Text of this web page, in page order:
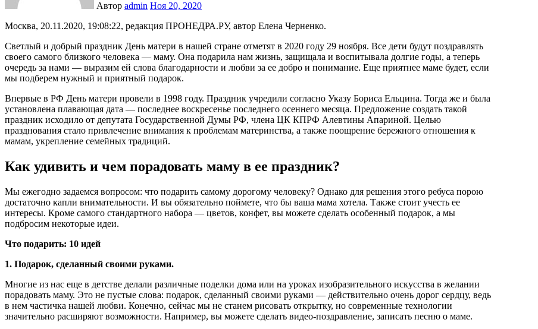
Автор admin Ноя 20, 2020
Москва, 20.11.2020, 19:08:22, редакция ПРОНЕДРА.РУ, автор Елена Черненко.
Светлый и добрый праздник День матери в нашей стране отметят в 2020 году 29 ноября. Все дети будут поздравлять
своего самого близкого человека — маму. Она подарила нам жизнь, защищала и воспитывала долгие годы, а теперь
очередь за нами — выразим ей слова благодарности и любви за ее добро и понимание. Еще приятнее маме будет, если
мы подберем нужный и приятный подарок.
Впервые в РФ День матери провели в 1998 году. Праздник учредили согласно Указу Бориса Ельцина. Тогда же и была
установлена плавающая дата — последнее воскресенье последнего осеннего месяца. Предложение создать такой
праздник исходило от депутата Государственной Думы РФ, члена ЦК КПРФ Алевтины Апариной. Целью
празднования стало привлечение внимания к проблемам материнства, а также поощрение бережного отношения к
мамам, укрепление семейных традиций.
Как удивить и чем порадовать маму в ее праздник?
Мы ежегодно задаемся вопросом: что подарить самому дорогому человеку? Однако для решения этого ребуса порою
достаточно капли внимательности. И вы обязательно поймете, что бы ваша мама хотела. Также стоит учесть ее
интересы. Кроме самого стандартного набора — цветов, конфет, вы можете сделать особенный подарок, а мы
подбросим некоторые идеи.
Что подарить: 10 идей
1. Подарок, сделанный своими руками.
Многие из нас еще в детстве делали различные поделки дома или на уроках изобразительного искусства в желании
порадовать маму. Это не пустые слова: подарок, сделанный своими руками — действительно очень дорог сердцу, ведь
в нем частичка нашей любви. Конечно, сейчас мы не станем рисовать открытку, но современные технологии
значительно расширяют возможности. Например, вы можете сделать видео-поздравление, записать песню о маме.